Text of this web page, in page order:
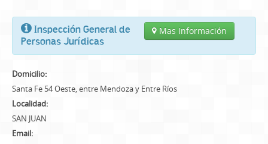
Mas Información
Inspección General de
Personas Jurídicas
Domicilio:
Santa Fe 54 Oeste, entre Mendoza y Entre Ríos
Localidad:
SAN JUAN
Email: